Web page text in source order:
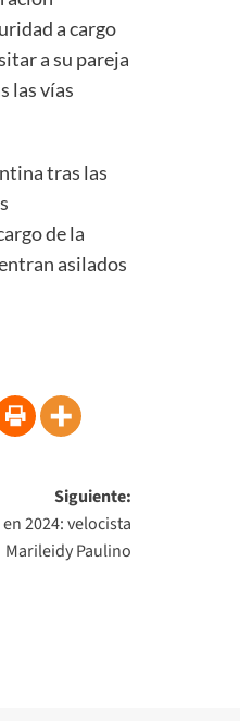
a cargo
a su pareja
las vías
tras las
de la
asilados
Siguiente:
2024: velocista
Marileidy Paulino